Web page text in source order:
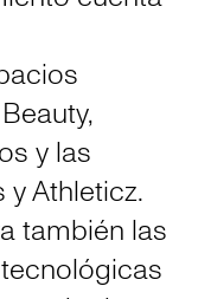
y las
Athleticz.
también las